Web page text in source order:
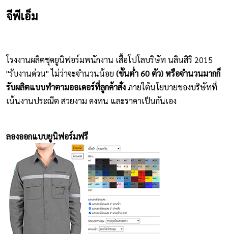
ชุดหมี
ตัวอย่างปกเสื้อโปโล
ตัวอย่างแขนเสื้อโปโล
จีพีเอ็ม
โรงงานผลิตชุดยูนิฟอร์มพนักงาน เสื้อโปโลบริษัท นลินสิริ 2015
"รับงานด่วน" ไม่ว่าจะจำนวนน้อย (ขั้นต่ำ 60 ตัว) หรือจำนวนมากก็
รับผลิตแบบทำตามออเดอร์ที่ลูกค้าสั่งภายใต้นโยบายของบริษัทที่
เน้นงานประณีต สวยงาม คงทน และราคาเป็นกันเอง
ลองออกแบบยูนิฟอร์มฟรี